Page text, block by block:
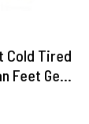
Cold Tired
Feet Gel |